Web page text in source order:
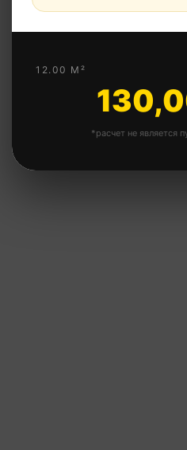
Окна ПВХ 1х1м
Свая винтовая
12.00 М²
*расчет не является